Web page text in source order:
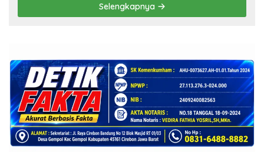
Selengkapnya